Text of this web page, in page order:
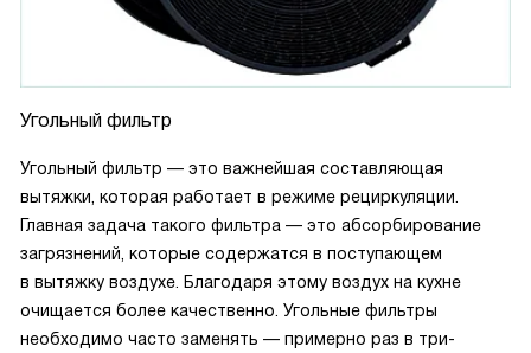
Угольный фильтр
Угольный фильтр — это важнейшая составляющая
вытяжки, которая работает в режиме рециркуляции.
Главная задача такого фильтра — это абсорбирование
загрязнений, которые содержатся в поступающем
в вытяжку воздухе. Благодаря этому воздух на кухне
очищается более качественно. Угольные фильтры
необходимо часто заменять — примерно раз в три-